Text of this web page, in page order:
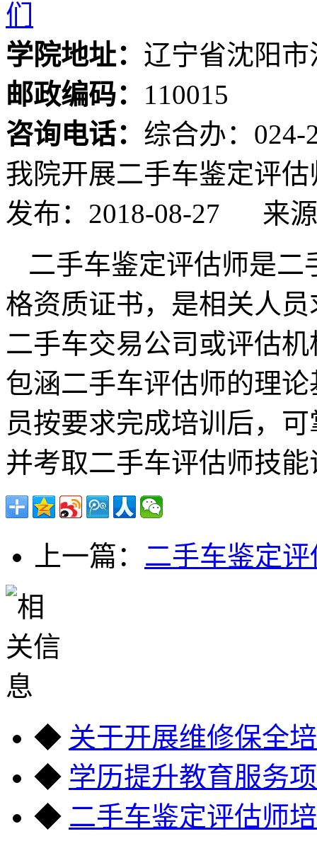
学院地址： 辽宁省沈阳
邮政编码： 110015
咨询电话： 综合办：024-
我院开展二手车鉴定评估
发布：2018-08-27 来
二手车鉴定评估师是
格资质证书，是相关人
二手车交易公司或评估
包涵二手车评估师的理
员按要求完成培训后，
并考取二手车评估师技能
上一篇： 二手车鉴定
◆ 关于开展维修保全
◆ 学历提升教育服务
◆ 二手车鉴定评估师